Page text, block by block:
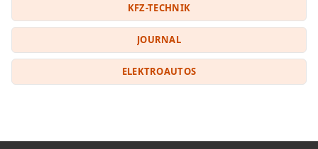
KFZ-TECHNIK
JOURNAL
ELEKTROAUTOS